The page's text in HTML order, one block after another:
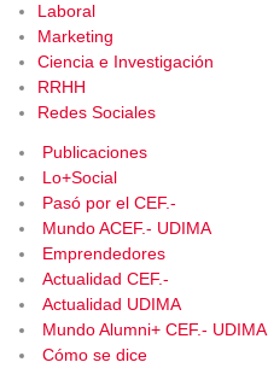
Laboral
Marketing
Ciencia e Investigación
RRHH
Redes Sociales
Publicaciones
Lo+Social
Pasó por el CEF.-
Mundo ACEF.- UDIMA
Emprendedores
Actualidad CEF.-
Actualidad UDIMA
Mundo Alumni+ CEF.- UDIMA
Cómo se dice